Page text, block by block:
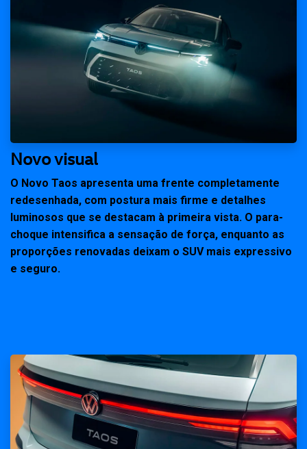
Novo visual
O Novo Taos apresenta uma frente completamente
redesenhada, com postura mais firme e detalhes
luminosos que se destacam à primeira vista. O para-
choque intensifica a sensação de força, enquanto as
proporções renovadas deixam o SUV mais expressivo
e seguro.